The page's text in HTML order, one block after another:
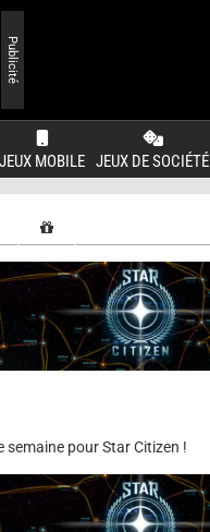
JEUX MOBILE JEUX DE SOCIÉTÉ
Publicité
semaine pour Star Citizen !